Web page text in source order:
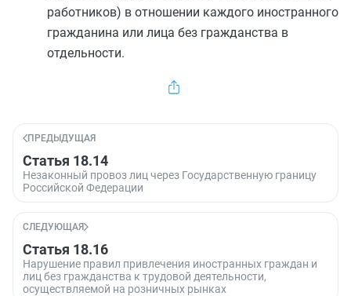
работников) в отношении каждого иностранного
гражданина или лица без гражданства в
отдельности.
ПРЕДЫДУЩАЯ
Статья 18.14
Незаконный провоз лиц через Государственную границу
Российской Федерации
СЛЕДУЮЩАЯ
Статья 18.16
Нарушение правил привлечения иностранных граждан и
лиц без гражданства к трудовой деятельности,
осуществляемой на розничных рынках